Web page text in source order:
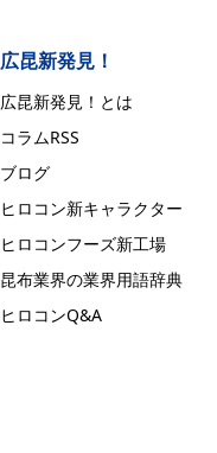
広昆新発見！
広昆新発見！とは
コラムRSS
ブログ
ヒロコン新キャラクター
ヒロコンフーズ新工場
昆布業界の業界用語辞典
ヒロコンQ&A